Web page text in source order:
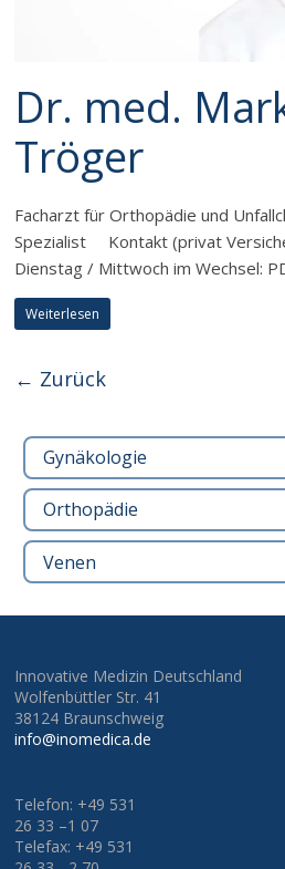
Dr. med.
Tröger
Facharzt für Orthopädie und
Spezialist Kontakt (privat
Dienstag / Mittwoch im Wechsel:
Weiterlesen
← Zurück
Gynäkologie
Orthopädie
Venen
Innovative Medizin Deutschland
Wolfenbüttler Str. 41
38124 Braunschweig
info@inomedica.de
Telefon: +49 531
26 33 –1 07
Telefax: +49 531